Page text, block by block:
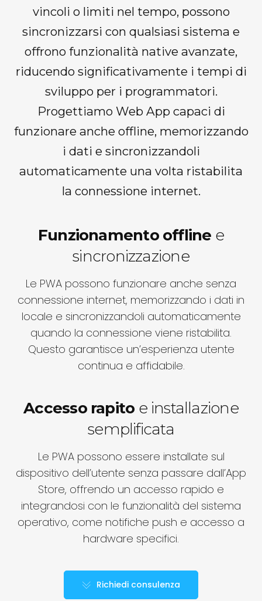
vincoli o limiti nel tempo, possono
sincronizzarsi con qualsiasi sistema e
offrono funzionalità native avanzate,
riducendo significativamente i tempi di
sviluppo per i programmatori.
Progettiamo Web App capaci di
funzionare anche offline, memorizzando
i dati e sincronizzandoli
automaticamente una volta ristabilita
la connessione internet.
Funzionamento offline e
sincronizzazione
Le PWA possono funzionare anche senza
connessione internet, memorizzando i dati in
locale e sincronizzandoli automaticamente
quando la connessione viene ristabilita.
Questo garantisce un’esperienza utente
continua e affidabile.
Accesso rapito e installazione
semplificata
Le PWA possono essere installate sul
dispositivo dell’utente senza passare dall’App
Store, offrendo un accesso rapido e
integrandosi con le funzionalità del sistema
operativo, come notifiche push e accesso a
hardware specifici.
Richiedi consulenza